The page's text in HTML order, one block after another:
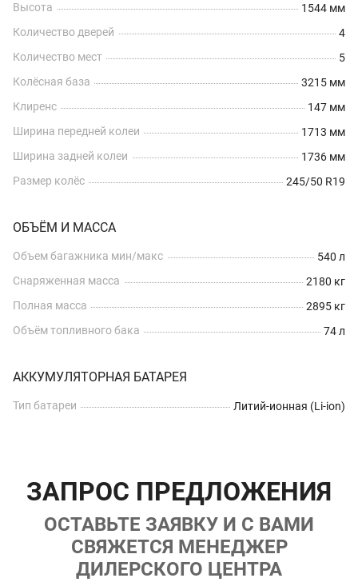
Высота
1544 мм
Количество дверей
4
Количество мест
5
Колёсная база
3215 мм
Клиренс
147 мм
Ширина передней колеи
1713 мм
Ширина задней колеи
1736 мм
Размер колёс
245/50 R19
ОБЪЁМ И МАССА
Объем багажника мин/макс
540 л
Снаряженная масса
2180 кг
Полная масса
2895 кг
Объём топливного бака
74 л
АККУМУЛЯТОРНАЯ БАТАРЕЯ
Тип батареи Литий-ионная (Li-ion)
ЗАПРОС ПРЕДЛОЖЕНИЯ
ОСТАВЬТЕ ЗАЯВКУ И С ВАМИ
СВЯЖЕТСЯ МЕНЕДЖЕР
ДИЛЕРСКОГО ЦЕНТРА